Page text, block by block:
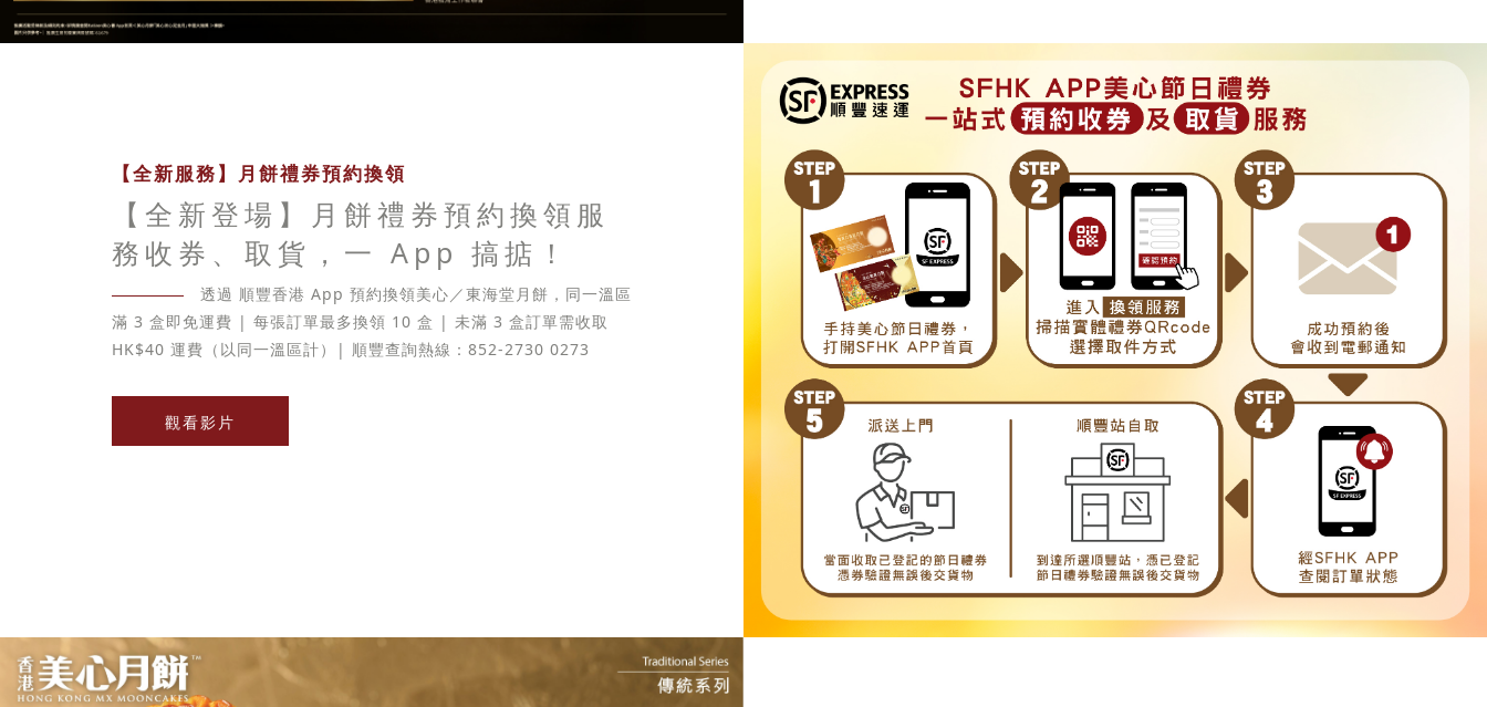
【全新服務】月餅禮券預約換領
【全新登場】月餅禮券預約換領服
務收券、取貨，一 App 搞掂！
透過 順豐香港 App 預約換領美心／東海堂月餅，同一溫區
滿 3 盒即免運費 | 每張訂單最多換領 10 盒 | 未滿 3 盒訂單需收取
HK$40 運費（以同一溫區計）| 順豐查詢熱線：852-2730 0273
觀看影片